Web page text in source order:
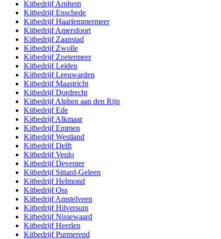
KitbedrijfArnhem
KitbedrijfEnschede
KitbedrijfHaarlemmermeer
KitbedrijfAmersfoort
Kitbedrijf Zaanstad
Kitbedrijf Zwolle
Kitbedrijf Zoetermeer
KitbedrijfLeiden
KitbedrijfLeeuwarden
KitbedrijfMaastricht
KitbedrijfDordrecht
KitbedrijfAlphen aan den Rijn
KitbedrijfEde
KitbedrijfAlkmaar
KitbedrijfEmmen
KitbedrijfWestland
KitbedrijfDelft
KitbedrijfVenlo
KitbedrijfDeventer
Kitbedrijf Sittard-Geleen
KitbedrijfHelmond
KitbedrijfOss
KitbedrijfAmstelveen
KitbedrijfHilversum
KitbedrijfNissewaard
KitbedrijfHeerlen
KitbedrijfPurmerend